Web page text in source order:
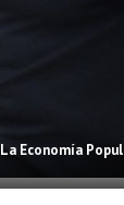
La Economía